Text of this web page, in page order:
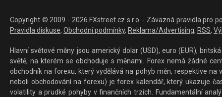
Copyright © 2009 - 2026 FXstreet.cz s.r.o. - Závazná pravidla pro
Pravidla diskuse, Obchodní podmínky, Reklama/Advertising, RSS,
Hlavní světové měny jsou americký dolar (USD), euro (EUR),
světě, na kterém se obchoduje s měnami. Forex nemá žádné
obchodník na forexu, který vydělává na pohyb měn, respektive
neboli obchodování na forexu) je forex kalendář, který ukazuje
volatility a prudké pohyby v finančních trzích. Fundamentální